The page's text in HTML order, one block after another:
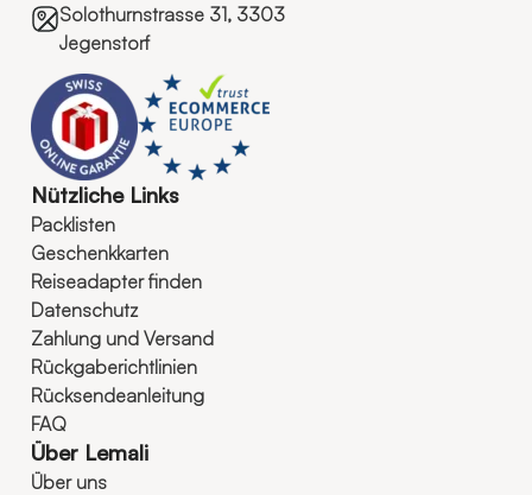
Solothurnstrasse 31, 3303
Jegenstorf
Nützliche Links
Packlisten
Geschenkkarten
Reiseadapter finden
Datenschutz
Zahlung und Versand
Rückgaberichtlinien
Rücksendeanleitung
FAQ
Über Lemali
Über uns